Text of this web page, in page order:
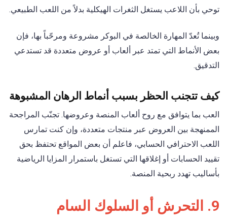
توحي بأن اللاعب يستغل الثغرات الهيكلية بدلاً من اللعب الطبيعي.
وبينما تُعدّ المهارة الخالصة في البوكر مشروعة ومرحّباً بها، فإن
بعض الأنماط التي تمتد عبر ألعاب أو عروض متعددة قد تستدعي
التدقيق.
كيف تتجنب الحظر بسبب أنماط الرهان المشبوهة
العب بما يتوافق مع روح ألعاب المنصة وعروضها. تجنّب المراجحة
الممنهجة بين العروض عبر منتجات متعددة، وإن كنت تمارس
اللعب الاحترافي الحسابي، فاعلم أن بعض المواقع تحتفظ بحق
تقييد الحسابات أو إغلاقها التي تستغل باستمرار المزايا الرياضية
بأساليب تهدد ربحية المنصة.
9. التحرش أو السلوك السام